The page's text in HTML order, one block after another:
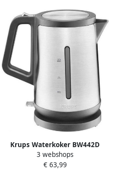
Krups Waterkoker BW442D
Control Line 1 7 l 2
waterniveauaanduidingen
3 webshops
€ 63,99